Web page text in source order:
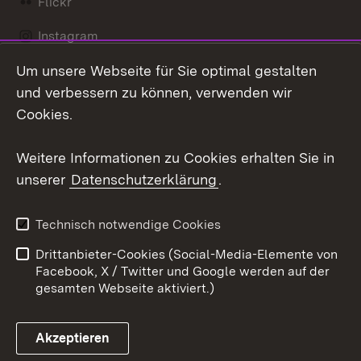
Instagram
Social Wall
Link zum Landesportal
Barrierefreiheit
Benutzungshinweise
Impressum
Cookies
Um unsere Webseite für Sie optimal gestalten
und verbessern zu können, verwenden wir
Cookies.
Weitere Informationen zu Cookies erhalten Sie in
unserer Datenschutzerklärung.
Technisch notwendige Cookies
Drittanbieter-Cookies (Social-Media-Elemente von
Facebook, X / Twitter und Google werden auf der
gesamten Webseite aktiviert.)
Akzeptieren